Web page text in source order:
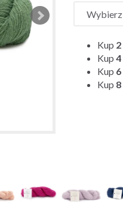
Kup 2
Kup4
Kup 6
Kup 8